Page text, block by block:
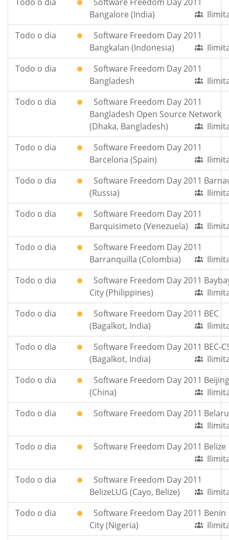
Bangalore (India)
Todo o dia
Software Freedom Day 2011
Bangkalan (Indonesia)
Todo o dia
Software Freedom Day 2011
Bangladesh
Todo o dia
Software Freedom Day 2011
Bangladesh Open Source Network
(Dhaka, Bangladesh)
Todo o dia
Software Freedom Day 2011
Barcelona (Spain)
Todo o dia
Software Freedom Day 2011
(Russia)
Todo o dia
Software Freedom Day 2011
Barquisimeto (Venezuela)
Todo o dia
Software Freedom Day 2011
Barranquilla (Colombia)
Todo o dia
Software Freedom Day 2011
City (Philippines)
Todo o dia
Software Freedom Day 2011 BEC
(Bagalkot, India)
Todo o dia
Software Freedom Day 2011 BEC-
(Bagalkot, India)
Todo o dia
Software Freedom Day 2011 Beijing
(China)
Todo o dia
Software Freedom Day 2011
Todo o dia
Software Freedom Day 2011 Belize
Todo o dia
Software Freedom Day 2011
BelizeLUG (Cayo, Belize)
Todo o dia
Software Freedom Day 2011 Benin
City (Nigeria)